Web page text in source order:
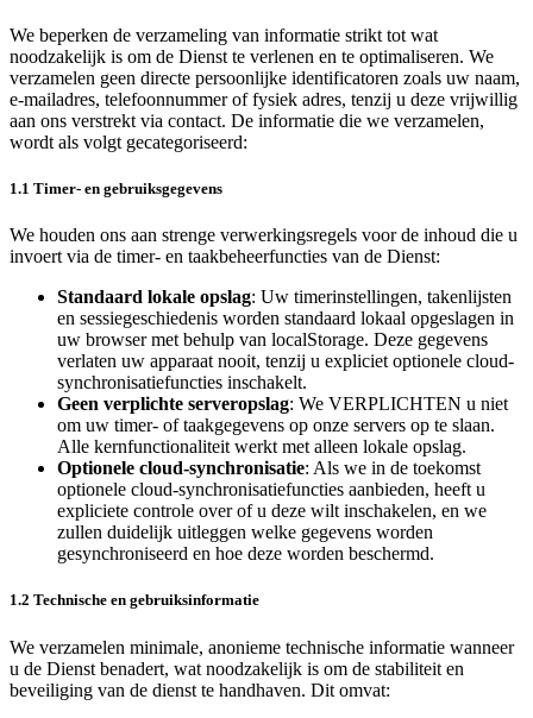
We beperken de verzameling van informatie strikt tot wat
noodzakelijk is om de Dienst te verlenen en te optimaliseren. We
verzamelen geen directe persoonlijke identificatoren zoals uw naam,
e‑mailadres, telefoonnummer of fysiek adres, tenzij u deze vrijwillig
aan ons verstrekt via contact. De informatie die we verzamelen,
wordt als volgt gecategoriseerd:
1.1 Timer- en gebruiksgegevens
We houden ons aan strenge verwerkingsregels voor de inhoud die u
invoert via de timer- en taakbeheerfuncties van de Dienst:
Standaard lokale opslag: Uw timerinstellingen, takenlijsten
en sessiegeschiedenis worden standaard lokaal opgeslagen in
uw browser met behulp van localStorage. Deze gegevens
verlaten uw apparaat nooit, tenzij u expliciet optionele cloud-
synchronisatiefuncties inschakelt.
Geen verplichte serveropslag: We VERPLICHTEN u niet
om uw timer- of taakgegevens op onze servers op te slaan.
Alle kernfunctionaliteit werkt met alleen lokale opslag.
Optionele cloud-synchronisatie: Als we in de toekomst
optionele cloud-synchronisatiefuncties aanbieden, heeft u
expliciete controle over of u deze wilt inschakelen, en we
zullen duidelijk uitleggen welke gegevens worden
gesynchroniseerd en hoe deze worden beschermd.
1.2 Technische en gebruiksinformatie
We verzamelen minimale, anonieme technische informatie wanneer
u de Dienst benadert, wat noodzakelijk is om de stabiliteit en
beveiliging van de dienst te handhaven. Dit omvat: